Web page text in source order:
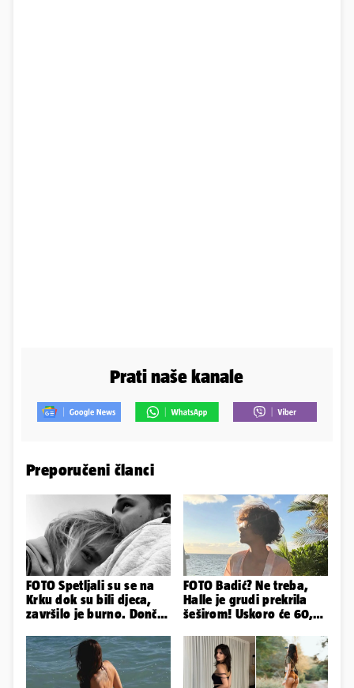
Prati naše kanale
Preporučeni članci
FOTO Spetljali su se na
Krku dok su bili djeca,
završilo je burno. Dončić
FOTO Badić? Ne treba,
Halle je grudi prekrila
šeširom! Uskoro će 60,